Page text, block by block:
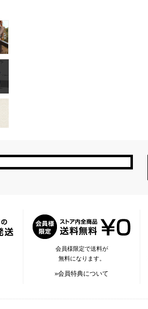
会員様限定で送料が
無料になります。
»会員特典について